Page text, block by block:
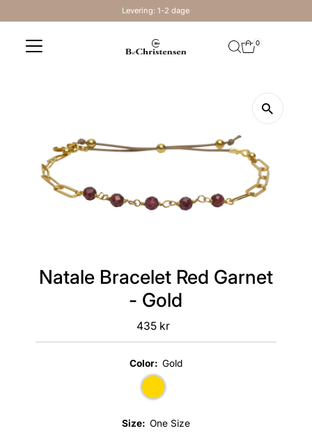
Levering: 1-2 dage
0
Natale Bracelet Red Garnet
- Gold
Regular
Price
435 kr
Color: Gold
Size: One Size